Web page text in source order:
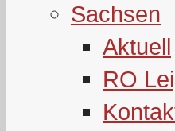
Sachsen
Aktuell
RO